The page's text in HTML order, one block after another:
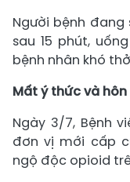
Người bệnh
sau 15 phút,
bệnh nhân khó
Mất ý thức và
Ngày 3/7, Bệnh
đơn vị mới cấp
ngộ độc opioid